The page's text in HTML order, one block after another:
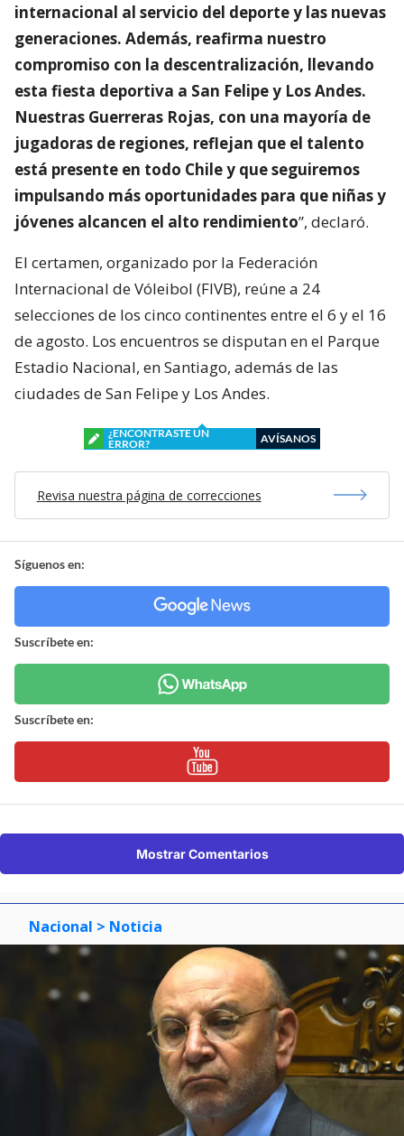
internacional al servicio del deporte y las nuevas
generaciones. Además, reafirma nuestro
compromiso con la descentralización, llevando
esta fiesta deportiva a San Felipe y Los Andes.
Nuestras Guerreras Rojas, con una mayoría de
jugadoras de regiones, reflejan que el talento
está presente en todo Chile y que seguiremos
impulsando más oportunidades para que niñas y
jóvenes alcancen el alto rendimiento”, declaró.
El certamen, organizado por la Federación
Internacional de Vóleibol (FIVB), reúne a 24
selecciones de los cinco continentes entre el 6 y el 16
de agosto. Los encuentros se disputan en el Parque
Estadio Nacional, en Santiago, además de las
ciudades de San Felipe y Los Andes.
¿ENCONTRASTE UN
ERROR?
AVÍSANOS
Revisa nuestra página de correcciones
Síguenos en:
Suscríbete en:
Suscríbete en:
Mostrar Comentarios
Nacional > Noticia